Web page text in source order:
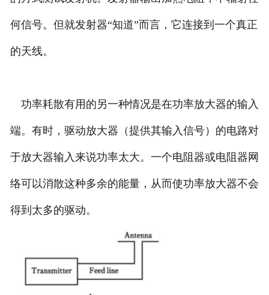
何信号。但就发射器“知道”而言，它连接到一个真正
的天线。
功率耗散有用的另一种情况是在功率放大器的输入
端。有时，驱动放大器（提供其输入信号）的电路对
于放大器输入来说功率太大。一个电阻器或电阻器网
络可以消散这种多余的能量，从而使功率放大器不会
得到太多的驱动。